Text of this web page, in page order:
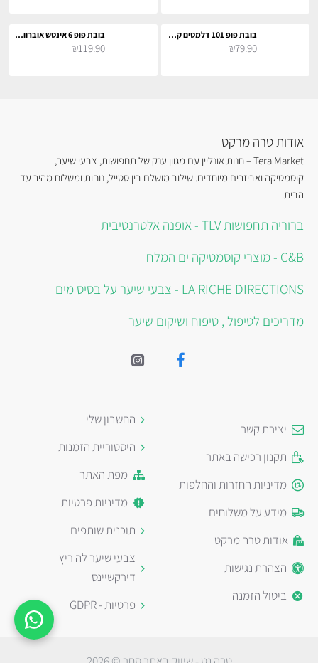
בובת פופ 101 דלמטים קרואלה דה ויל כולל כובע
₪79.90
בובת פופ 6 אינטש אוברווטש ווינסטון
₪119.90
אודות טרה מרקט
Tera Market – חנות אונליין עם מגוון ענק של תחפושות, צבעי שיער,
קוסמטיקה ואביזרים מיוחדים. שילוב מושלם בין סטייל, נוחות ומשלוח מהיר עד
הבית.
ברוריה תחפושות TLV - אופנה אלטרנטיבית
C&B - מוצרי קוסמטיקה ים המלח
LA RICHE DIRECTIONS - צבעי שיער על בסיס מים
מדריכים לטיפול , טיפוח ושיקום שיער
יצירת קשר
תקנון רכישה באתר
מדיניות החזרות והחלפות
מידע על משלוחים
אודות טרה מרקט
הצהרת נגישות
ביטול הזמנה
החשבון שלי
היסטוריית הזמנות
מפת האתר
מדיניות פרטיות
תוכנית שותפים
צבעי שיער לה ריץ
דירקשיינס
פרטיות - GDPR